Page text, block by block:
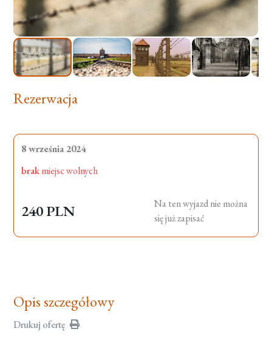
Rezerwacja
8 września 2024
brakmiejsc wolnych
240 PLN
Na ten wyjazd nie można
się już zapisać
Opis szczegółowy
Drukuj ofertę